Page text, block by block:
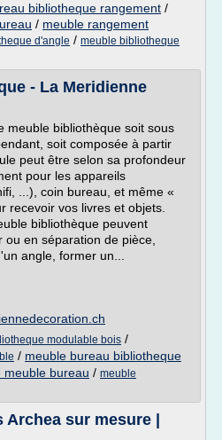
bibliotheque rangement /
/ meuble rangement
d'angle / meuble bibliotheque
- La Meridienne
meuble bibliothèque soit sous
soit composée à partir
peut être selon sa profondeur
pour les appareils
...), coin bureau, et même «
recevoir vos livres et objets.
bibliothèque peuvent
en séparation de pièce,
angle, former un...
modulable bois /
/ meuble bureau bibliotheque
meuble bureau / meuble
sur mesure |